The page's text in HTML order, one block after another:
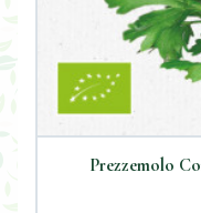
Prezzemolo